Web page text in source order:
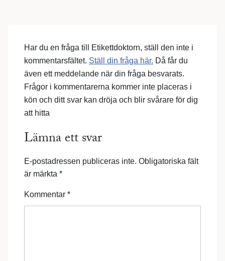
Har du en fråga till Etikettdoktorn, ställ den inte i
kommentarsfältet. Ställ din fråga här. Då får du
även ett meddelande när din fråga besvarats.
Frågor i kommentarerna kommer inte placeras i
kön och ditt svar kan dröja och blir svårare för dig
att hitta
Lämna ett svar
E-postadressen publiceras inte. Obligatoriska fält
är märkta *
Kommentar *